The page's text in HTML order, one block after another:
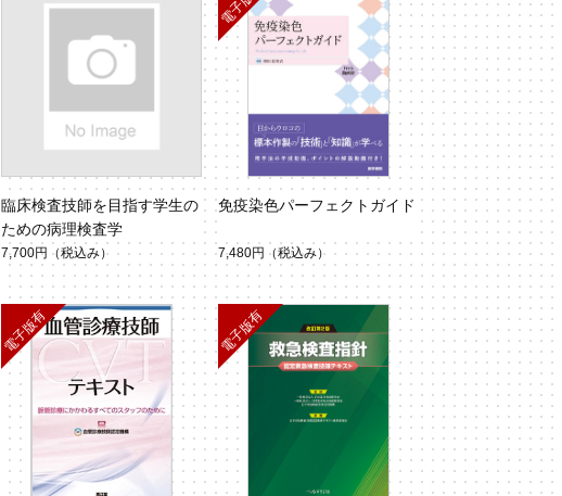
臨床検査技師を目指す学生の
ための病理検査学
7,700円 （税込み）
免疫染色パーフェクトガイド
7,480円 （税込み）